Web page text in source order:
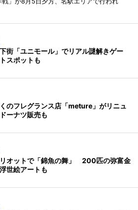
街「ユニモール」でリアル謎解きゲー
スポットも
のフレグランス店「meture」がリニュ
ーナツ販売も
オットで「錦魚の舞」 200匹の弥富金
世絵アートも